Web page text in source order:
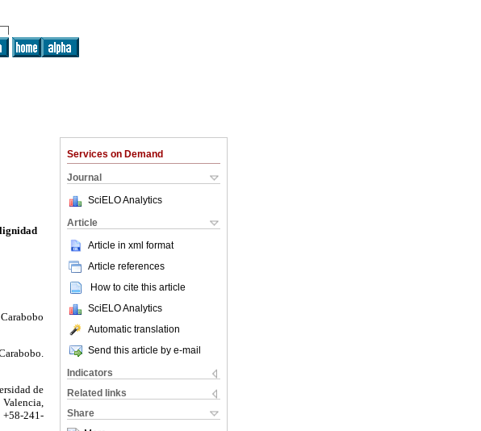
Services on Demand
Journal
SciELO Analytics
Article
Article in xml format
Article references
How to cite this article
SciELO Analytics
Automatic translation
Send this article by e-mail
Indicators
Related links
Share
de
241-